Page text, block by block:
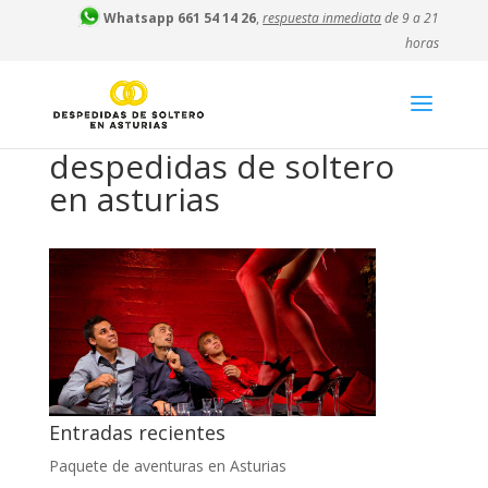
Whatsapp 661 54 14 26,respuesta inmediatade 9 a 21
horas
despedidas de soltero
en asturias
Entradas recientes
Paquete de aventuras en Asturias